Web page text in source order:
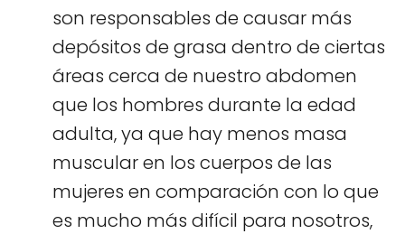
son responsables de causar más
depósitos de grasa dentro de ciertas
áreas cerca de nuestro abdomen
que los hombres durante la edad
adulta, ya que hay menos masa
muscular en los cuerpos de las
mujeres en comparación con lo que
es mucho más difícil para nosotros,